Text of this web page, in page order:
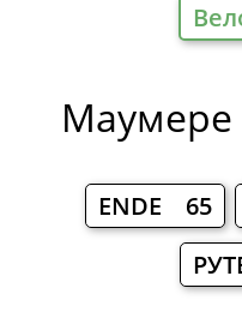
Маумере
ENDE 65